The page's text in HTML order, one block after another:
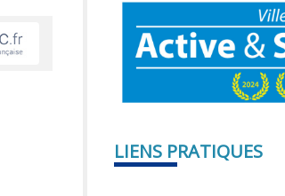
LIENS PRATIQUES